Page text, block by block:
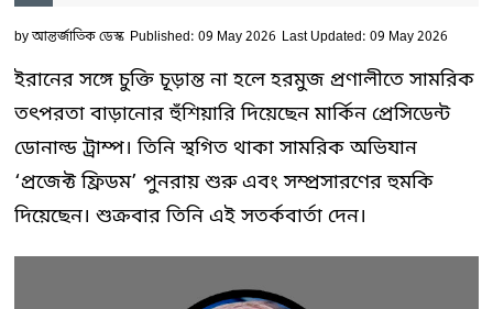
byআন্তর্জাতিক ডেস্ক Published: 09 May 2026 Last Updated: 09 May 2026
ইরানের সঙ্গে চুক্তি চূড়ান্ত না হলে হরমুজ প্রণালীতে সামরিক
তৎপরতা বাড়ানোর হুঁশিয়ারি দিয়েছেন মার্কিন প্রেসিডেন্ট
ডোনাল্ড ট্রাম্প। তিনি স্থগিত থাকা সামরিক অভিযান
‘প্রজেক্ট ফ্রিডম’ পুনরায় শুরু এবং সম্প্রসারণের হুমকি
দিয়েছেন। শুক্রবার তিনি এই সতর্কবার্তা দেন।